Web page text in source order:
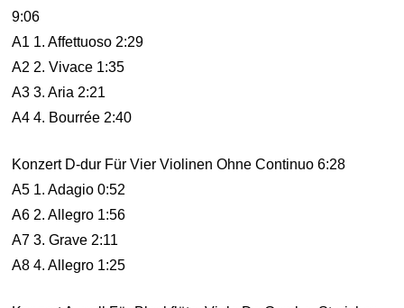
9:06
A1 1. Affettuoso 2:29
A2 2. Vivace 1:35
A3 3. Aria 2:21
A4 4. Bourrée 2:40
Konzert D-dur Für Vier Violinen Ohne Continuo 6:28
A5 1. Adagio 0:52
A6 2. Allegro 1:56
A7 3. Grave 2:11
A8 4. Allegro 1:25